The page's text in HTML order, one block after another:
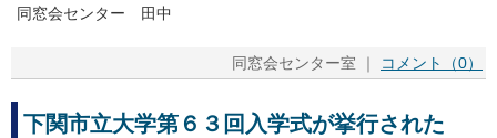
同窓会センター 田中
同窓会センター室 ｜ コメント（0）
下関市立大学第６３回入学式が挙行された